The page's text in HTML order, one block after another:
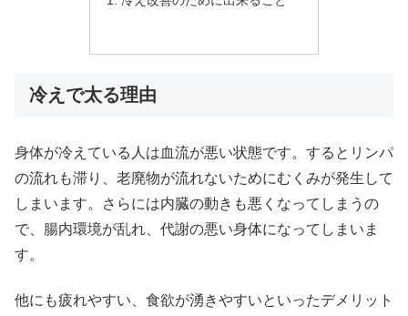
冷えで太る理由
身体が冷えている人は血流が悪い状態です。するとリンパ
の流れも滞り、老廃物が流れないためにむくみが発生して
しまいます。さらには内臓の動きも悪くなってしまうの
で、腸内環境が乱れ、代謝の悪い身体になってしまいま
す。
他にも疲れやすい、食欲が湧きやすいといったデメリット